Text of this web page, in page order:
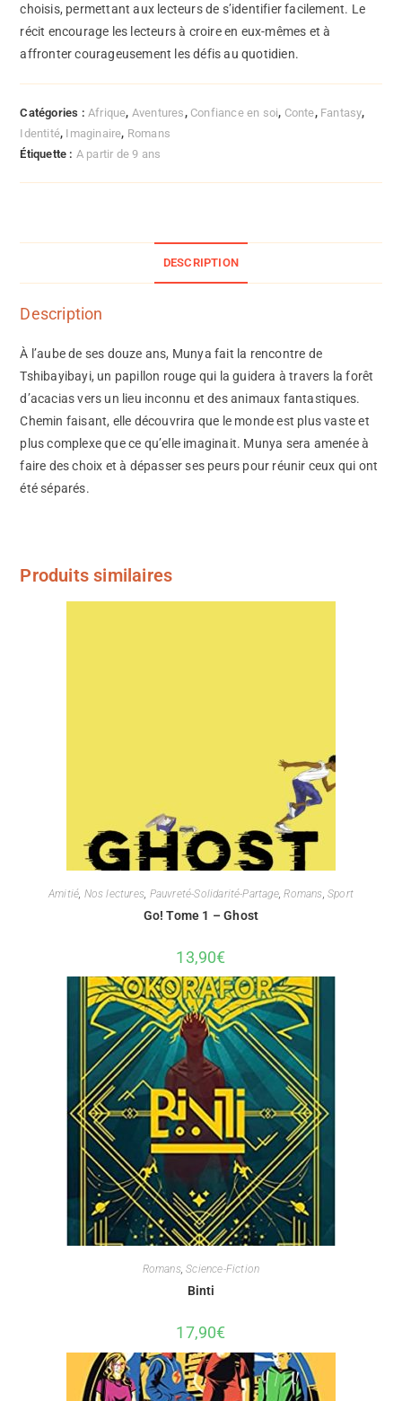
choisis, permettant aux lecteurs de s’identifier facilement. Le
récit encourage les lecteurs à croire en eux-mêmes et à
affronter courageusement les défis au quotidien.
Catégories : Afrique, Aventures , Confiance en soi, Conte, Fantasy,
Identité, Imaginaire, Romans
Étiquette : A partir de 9 ans
DESCRIPTION
Description
À l’aube de ses douze ans, Munya fait la rencontre de
Tshibayibayi, un papillon rouge qui la guidera à travers la forêt
d’acacias vers un lieu inconnu et des animaux fantastiques.
Chemin faisant, elle découvrira que le monde est plus vaste et
plus complexe que ce qu’elle imaginait. Munya sera amenée à
faire des choix et à dépasser ses peurs pour réunir ceux qui ont
été séparés.
Produits similaires
Amitié Nos lectures Pauvreté-Solidarité-Partage,Romans Sport
Go! Tome 1 – Ghost
13,90€
Romans,Science-Fiction
Binti
17,90€